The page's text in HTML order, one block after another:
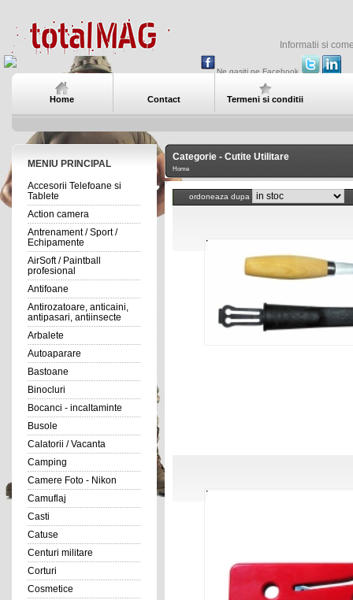
Informatii si
Ne gasiti pe Facebook
Home Contact Termeni si conditii
MENIU PRINCIPAL
Accesorii Telefoane si
Tablete
Action camera
Antrenament / Sport /
Echipamente
AirSoft / Paintball
profesional
Antifoane
Antirozatoare, anticaini,
antipasari, antiinsecte
Arbalete
Autoaparare
Bastoane
Binocluri
Bocanci - incaltaminte
Busole
Calatorii / Vacanta
Camping
Camere Foto - Nikon
Camuflaj
Casti
Catuse
Centuri militare
Corturi
Cosmetice
Categorie - Cutite Utilitare
Home
ordoneaza dupa